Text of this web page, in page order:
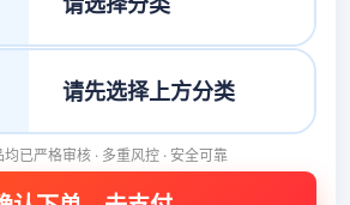
已严格审核 · 多重风控 · 安全可靠